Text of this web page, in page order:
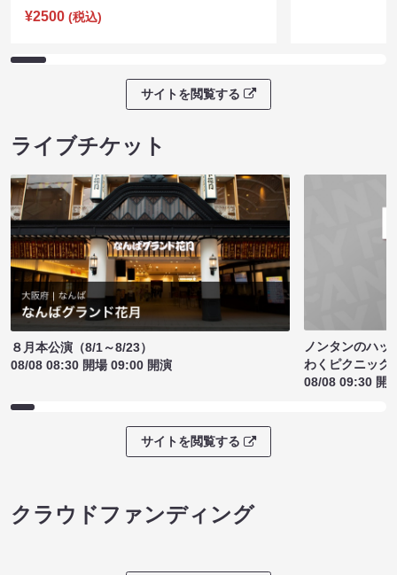
¥2500 (税込)
サイトを閲覧する
ライブチケット
８月本公演（8/1～8/23）
08/08 08:30 開場 09:00 開演
ノンタンのハッ
わくピクニック
08/08 09:30 開
サイトを閲覧する
クラウドファンディング